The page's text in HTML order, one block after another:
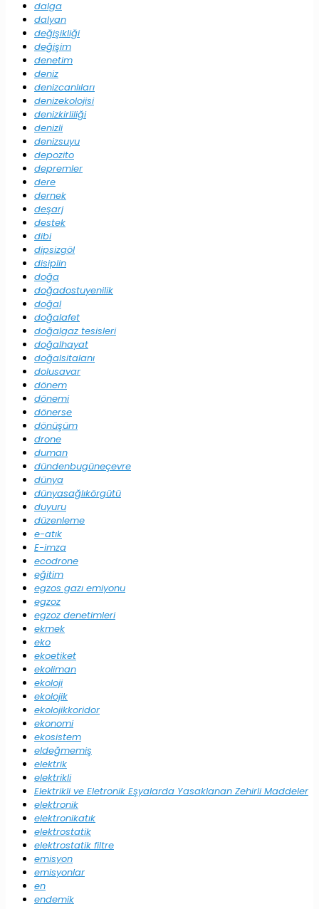
dalga
dalyan
değişikliği
değişim
denetim
deniz
denizcanlıları
denizekolojisi
denizkirliliği
denizli
denizsuyu
depozito
depremler
dere
dernek
deşarj
destek
dibi
dipsizgöl
disiplin
doğa
doğadostuyenilik
doğal
doğalafet
doğalgaz tesisleri
doğalhayat
doğalsitalanı
dolusavar
dönem
dönemi
dönerse
dönüşüm
drone
duman
dündenbugüneçevre
dünya
dünyasağlıkörgütü
duyuru
düzenleme
e-atık
E-imza
ecodrone
eğitim
egzos gazı emiyonu
egzoz
egzoz denetimleri
ekmek
eko
ekoetiket
ekoliman
ekoloji
ekolojik
ekolojikkoridor
ekonomi
ekosistem
eldeğmemiş
elektrik
elektrikli
Elektrikli ve Eletronik Eşyalarda Yasaklanan Zehirli Maddeler
elektronik
elektronikatık
elektrostatik
elektrostatik filtre
emisyon
emisyonlar
en
endemik